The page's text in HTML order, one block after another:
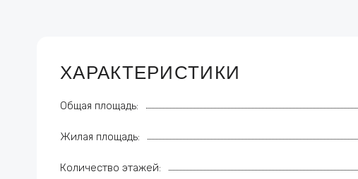
ХАРАКТЕРИСТИКИ
Общая площадь:
Жилая площадь:
Количество этажей: